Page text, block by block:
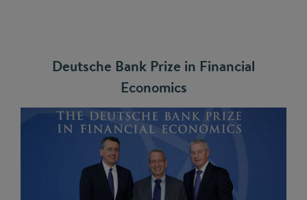
Deutsche Bank Prize in Financial
Economics